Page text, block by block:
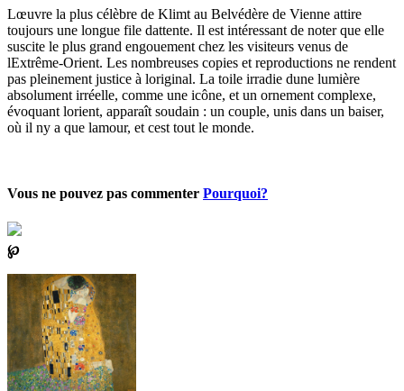
Lœuvre la plus célèbre de Klimt au Belvédère de Vienne attire
toujours une longue file dattente. Il est intéressant de noter que elle
suscite le plus grand engouement chez les visiteurs venus de
lExtrême-Orient. Les nombreuses copies et reproductions ne rendent
pas pleinement justice à loriginal. La toile irradie dune lumière
absolument irréelle, comme une icône, et un ornement complexe,
évoquant lorient, apparaît soudain : un couple, unis dans un baiser,
où il ny a que lamour, et cest tout le monde.
Vous ne pouvez pas commenter Pourquoi?
℘